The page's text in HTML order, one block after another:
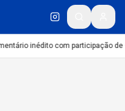
inédito com participação de